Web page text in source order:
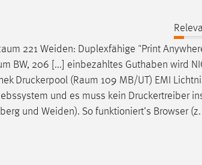
221 Weiden: Duplexfähige "Print
BW, 206 [...] einbezahltes Guthaben wird
Druckerpool (Raum 109 MB/UT) EMI
und es muss kein Druckertreiber
und Weiden). So funktioniert’s Browser (z.